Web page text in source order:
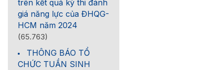
trên kết quả kỳ thi đánh
giá năng lực của ĐHQG-
HCM năm 2024
(65.763)
THÔNG BÁO TỔ
CHỨC TUẦN SINH